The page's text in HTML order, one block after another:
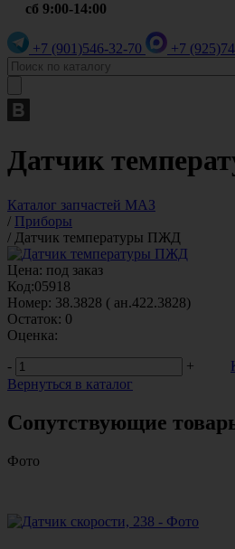
сб 9:00-14:00
+7 (901)546-32-70 +7 (925)
Датчик
Каталог запчастей МАЗ
/ Приборы
/ Датчик температуры ПЖД
Цена: под заказ
Код:05918
Номер: 38.3828 ( ан.422.3828)
Остаток: 0
Оценка:
-
+
Вернуться в каталог
Сопутствующие
Фото